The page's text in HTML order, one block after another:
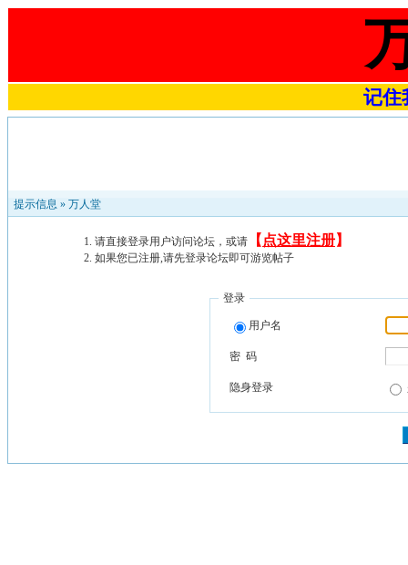
记住
提示信息 » 万人堂
请直接登录用户访问论坛，或请 【 点这里注册】
如果您已注册,请先登录论坛即可游览帖子
登录
用户名
密 码
隐身登录